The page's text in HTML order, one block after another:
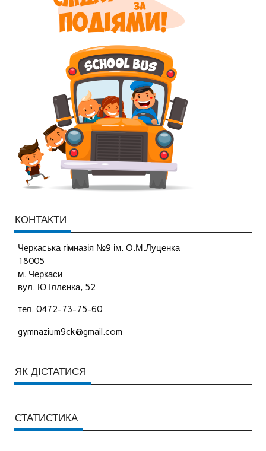
КОНТАКТИ
Черкаська гімназія №9 ім. О.М.Луценка
18005
м. Черкаси
вул. Ю.Іллєнка, 52
тел. 0472-73-75-60
gymnazium9ck@gmail.com
ЯК ДІСТАТИСЯ
СТАТИСТИКА